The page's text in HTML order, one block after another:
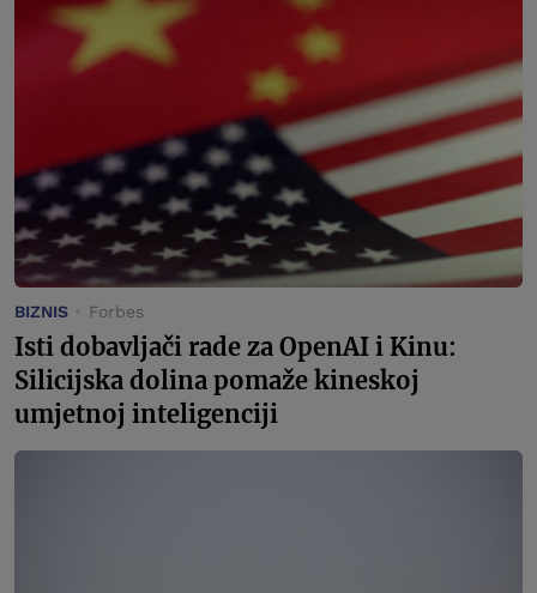
BIZNIS Forbes
Isti dobavljači rade za OpenAI i Kinu:
Silicijska dolina pomaže kineskoj
umjetnoj inteligenciji